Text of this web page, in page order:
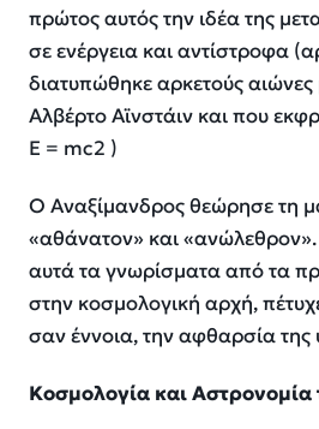
πρώτος αυτός την ιδέα της
σε ενέργεια και αντίστροφα
διατυπώθηκε αρκετούς
Αλβέρτο Αϊνστάιν και που
E = mc2 )
Ο Αναξίμανδρος θεώρησε τη
«αθάνατον» και
αυτά τα γνωρίσματα από τα
στην κοσμολογική αρχή,
σαν έννοια, την αφθαρσία της
Κοσμολογία και